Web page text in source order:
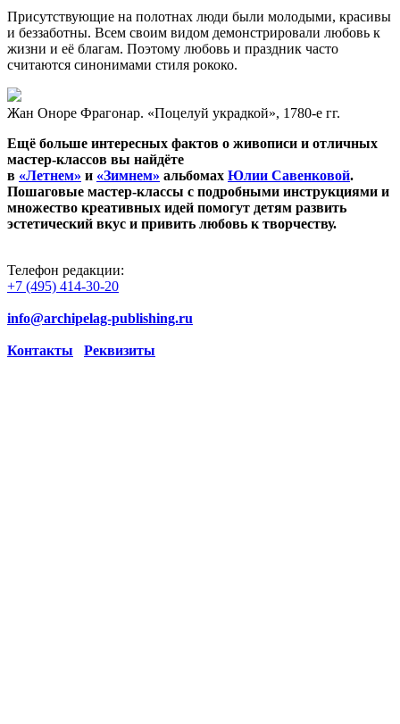
Присутствующие на полотнах люди были молодыми, красивы
и беззаботны. Всем своим видом демонстрировали любовь к
жизни и её благам. Поэтому любовь и праздник часто
считаются синонимами стиля рококо.
Жан Оноре Фрагонар. «Поцелуй украдкой», 1780-е гг.
Ещё больше интересных фактов о живописи и отличных
мастер-классов вы найдёте
в «Летнем» и «Зимнем» альбомах Юлии Савенковой.
Пошаговые мастер-классы с подробными инструкциями и
множество креативных идей помогут детям развить
эстетический вкус и привить любовь к творчеству.
Телефон редакции:
+7 (495) 414-30-20
info@archipelag-publishing.ru
Контакты Реквизиты